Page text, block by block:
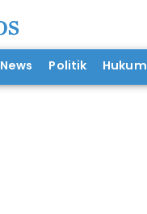
News Politik Hukum